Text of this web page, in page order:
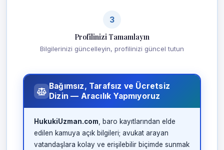
3
Profilinizi Tamamlayın
Bilgilerinizi güncelleyin, profilinizi güncel tutun
Bağımsız, Tarafsız ve Ücretsiz
Dizin — Aracılık Yapmıyoruz
HukukiUzman.com , baro kayıtlarından elde
edilen kamuya açık bilgileri; avukat arayan
vatandaşlara kolay ve erişilebilir biçimde sunmak